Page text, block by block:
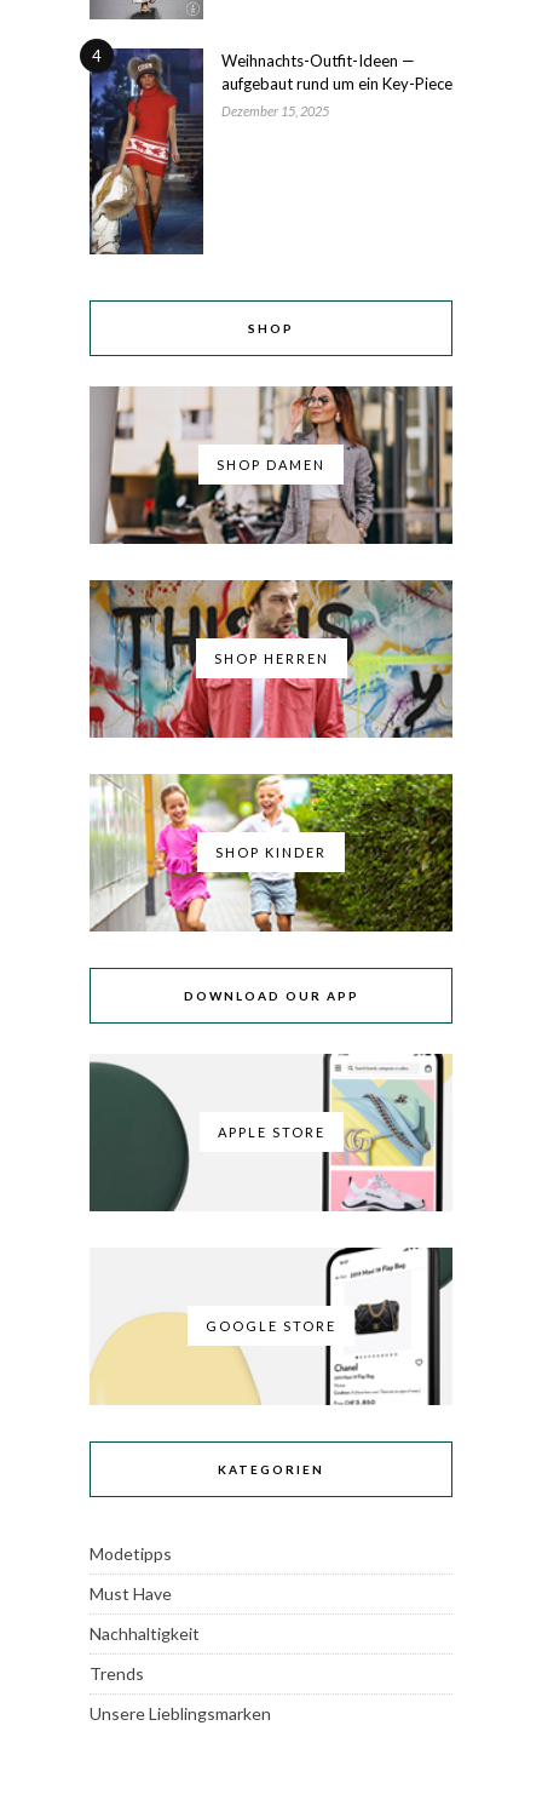
4
Weihnachts-Outfit-Ideen —
aufgebaut rund um ein Key-Piece
Dezember 15, 2025
SHOP
SHOP DAMEN
SHOP HERREN
SHOP KINDER
DOWNLOAD OUR APP
APPLE STORE
GOOGLE STORE
KATEGORIEN
Modetipps
Must Have
Nachhaltigkeit
Trends
Unsere Lieblingsmarken